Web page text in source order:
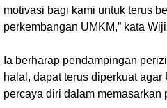
motivasi bagi kami untuk terus
perkembangan UMKM,” kata
Ia berharap pendampingan
halal, dapat terus diperkuat
percaya diri dalam memasarkan